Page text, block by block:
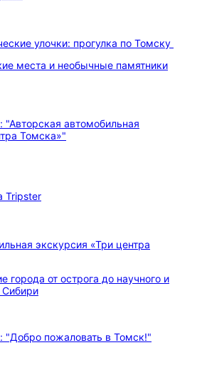
улочки: прогулка по Томску
места и необычные памятники
экскурсия «Три центра
города от острога до научного и
Сибири